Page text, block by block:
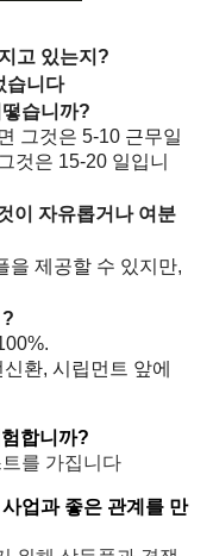
고 있는지?
습니다
습니까?
그것은 5-10 근무일
것은 15-20 일입니
이 자유롭거나 여분
을 제공할 수 있지만,
환, 시립먼트 앞에
합니까?
를 가집니다
업과 좋은 관계를 만